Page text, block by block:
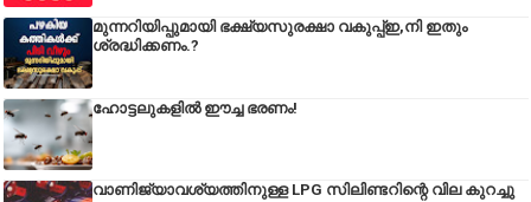
മുന്നറിയിപ്പുമായി ഭക്ഷ്യസുരക്ഷാ വകുപ്പ്ഇ,നി ഇതും
ശ്രദ്ധിക്കണം.?
ഹോട്ടലുകളിൽ ഈച്ച ഭരണം!
വാണിജ്യാവശ്യത്തിനുള്ള LPG സിലിണ്ടറിന്റെ വില കുറച്ചു